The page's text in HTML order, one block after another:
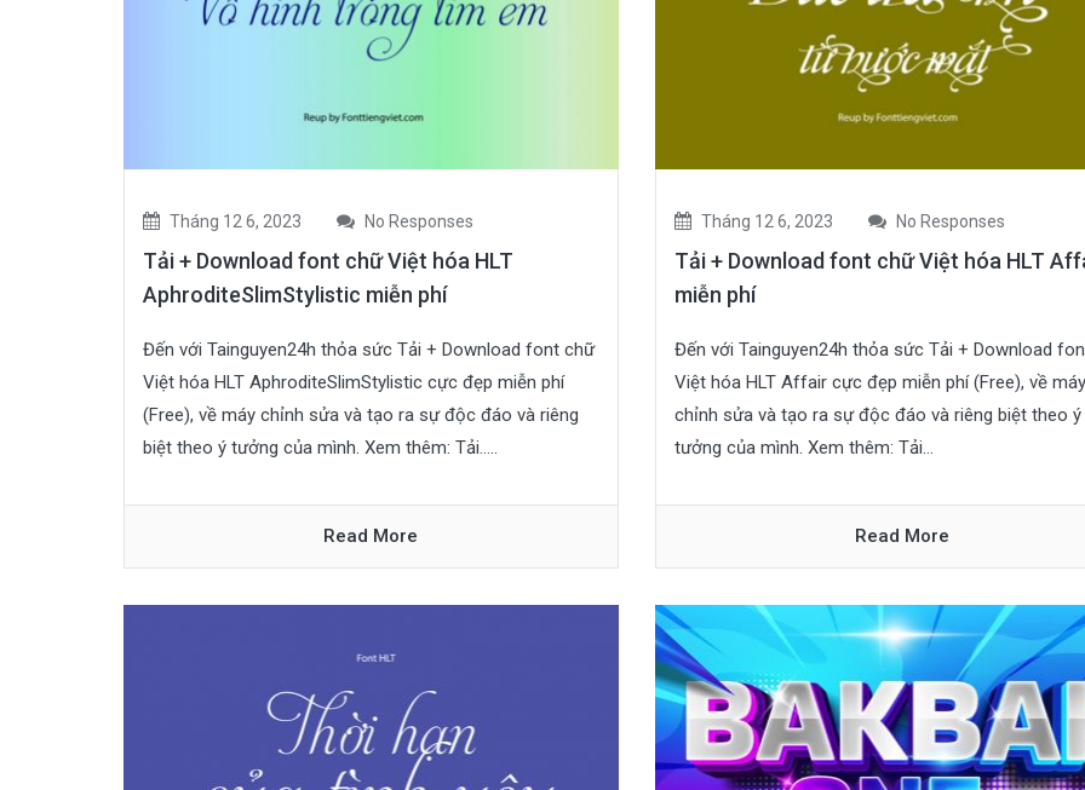
Tháng 12 6, 2023 No Responses
Tải + Download font chữ Việt hóa HLT
AphroditeSlimStylistic miễn phí
Đến với Tainguyen24h thỏa sức Tải + Download font chữ
Việt hóa HLT AphroditeSlimStylistic cực đẹp miễn phí
(Free), về máy chỉnh sửa và tạo ra sự độc đáo và riêng
biệt theo ý tưởng của mình. Xem thêm: Tải.....
Read More
Tháng 12 6, 2023 No Responses
Tải + Download font chữ Việt hóa HLT
miễn phí
Đến với Tainguyen24h thỏa sức Tải + Download
Việt hóa HLT Affair cực đẹp miễn phí (Free), về máy
chỉnh sửa và tạo ra sự độc đáo và riêng biệt theo ý
tưởng của mình. Xem thêm: Tải...
Read More